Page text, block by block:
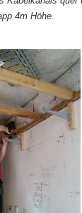
4m Höhe.